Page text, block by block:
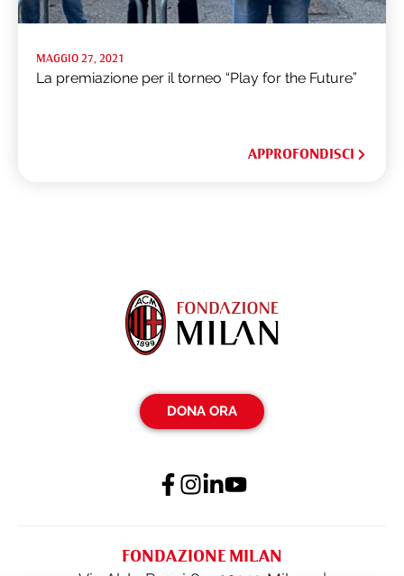
MAGGIO 27, 2021
La premiazione per il torneo “Play for the Future”
APPROFONDISCI
DONA ORA
FONDAZIONE MILAN